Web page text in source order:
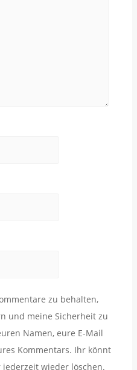
zu behalten,
und meine Sicherheit zu
Namen, eure E-Mail
Kommentars. Ihr könnt
wieder löschen.